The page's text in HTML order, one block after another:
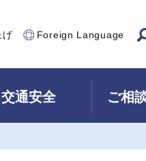
げ Foreign Language
交通安全 ご相